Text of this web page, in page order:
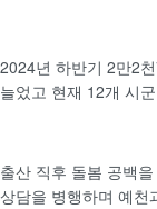
2024년 하반기 2만2
늘었고 현재 12개 시
출산 직후 돌봄 공백
상담을 병행하며 예천